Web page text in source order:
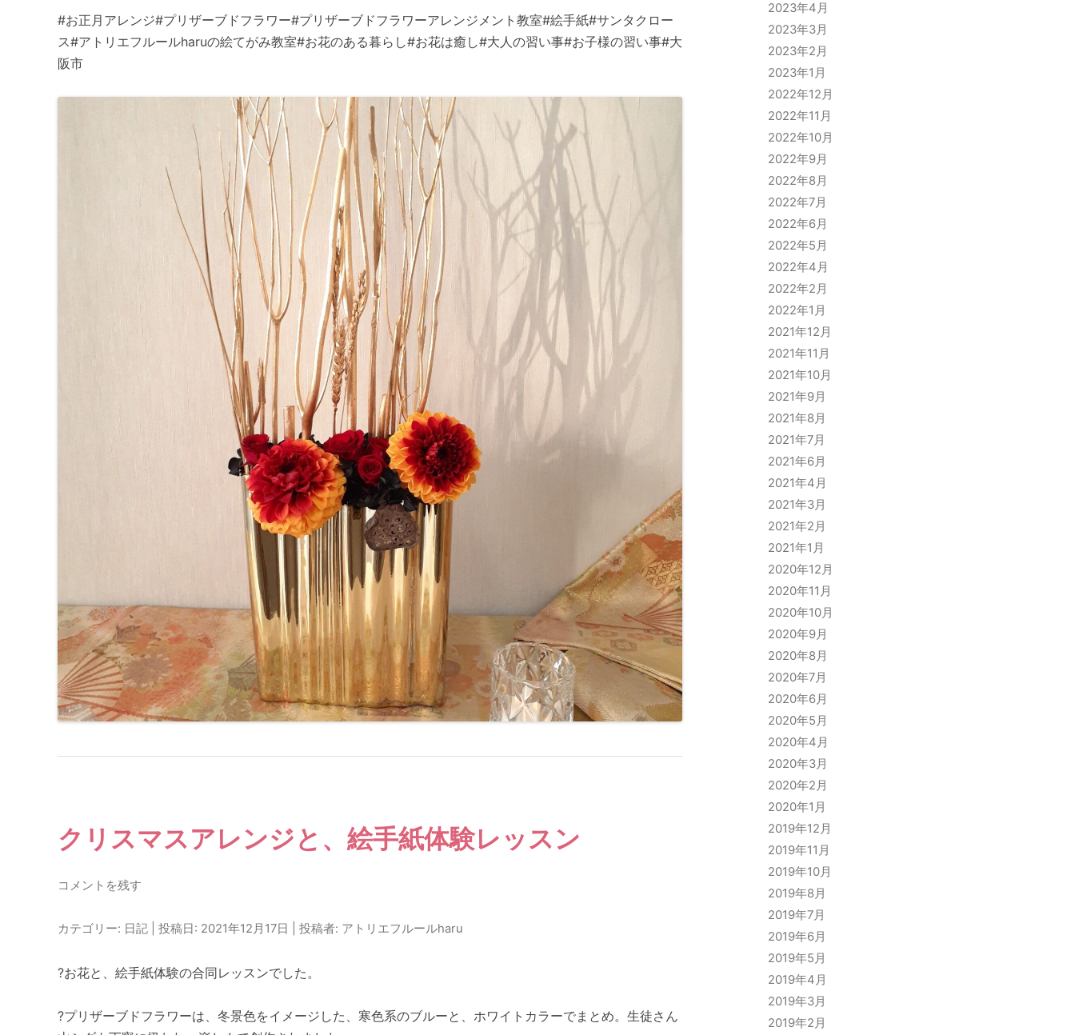
#お正月アレンジ#プリザーブドフラワー#プリザーブドフラワーアレンジメント教室#絵手紙#サンタクロー
ス#アトリエフルールharuの絵てがみ教室#お花のある暮らし#お花は癒し#大人の習い事#お子様の習い事#大
阪市
クリスマスアレンジと、絵手紙体験レッスン
コメントを残す
カテゴリー: 日記 | 投稿日: 2021年12月17日 投稿者: アトリエフルールharu
?お花と、絵手紙体験の合同レッスンでした。
?プリザーブドフラワーは、冬景色をイメージした、寒色系のブルーと、ホワイトカラーでまとめ。生徒さん
2023年4月
2023年3月
2023年2月
2023年1月
2022年12月
2022年11月
2022年10月
2022年9月
2022年8月
2022年7月
2022年6月
2022年5月
2022年4月
2022年2月
2022年1月
2021年12月
2021年11月
2021年10月
2021年9月
2021年8月
2021年7月
2021年6月
2021年4月
2021年3月
2021年2月
2021年1月
2020年12月
2020年11月
2020年10月
2020年9月
2020年8月
2020年7月
2020年6月
2020年5月
2020年4月
2020年3月
2020年2月
2020年1月
2019年12月
2019年11月
2019年10月
2019年8月
2019年7月
2019年6月
2019年5月
2019年4月
2019年3月
2019年2月